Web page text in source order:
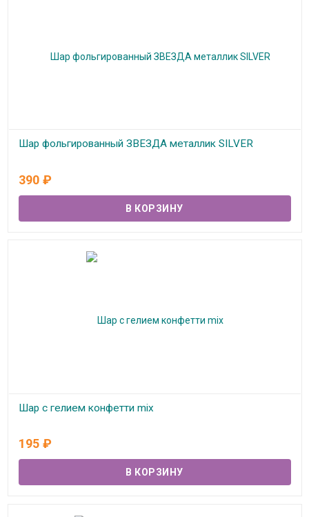
Шар фольгированный ЗВЕЗДА металлик SILVER
390 ₽
Шар с гелием конфетти mix
195 ₽